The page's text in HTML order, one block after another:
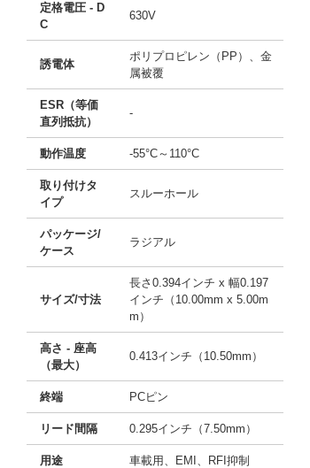
定格電圧 - D
C
630V
誘電体
ポリプロピレン（PP）、金
属被覆
ESR（等価
直列抵抗）
-
動作温度 -55°C～110°C
取り付けタ
イプ
スルーホール
パッケージ/
ケース
ラジアル
サイズ/寸法
長さ0.394インチ x 幅0.197
インチ（10.00mm x 5.00m
m）
高さ - 座高
（最大）
0.413インチ（10.50mm）
終端 PCピン
リード間隔 0.295インチ（7.50mm）
用途 車載用、EMI、RFI抑制